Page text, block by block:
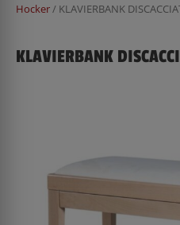
Hocker/ KLAVIERBANK
KLAVIERBANK